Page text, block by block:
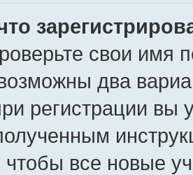
свои имя
два
регистрации вы
чтобы все новые